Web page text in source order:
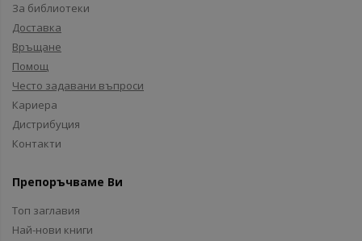
За библиотеки
Доставка
Връщане
Помощ
Често задавани въпроси
Кариера
Дистрибуция
Контакти
Препоръчваме Ви
Топ заглавия
Най-нови книги